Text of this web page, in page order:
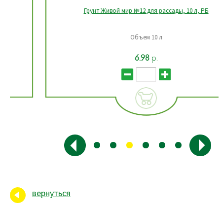
Грунт Живой мир №12 для рассады, 10 л, РБ
вернуться